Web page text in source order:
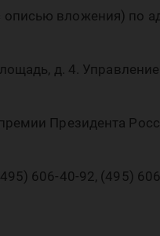
вложения) по
д. 4.
Президента
606-40-92, (495)